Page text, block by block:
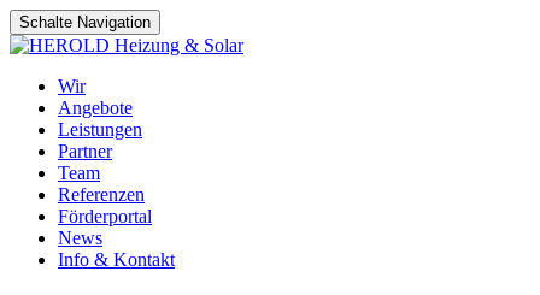
Schalte Navigation
Zum
Inhalt
springen
Wir
Angebote
Leistungen
Partner
Team
Referenzen
Förderportal
News
Info & Kontakt